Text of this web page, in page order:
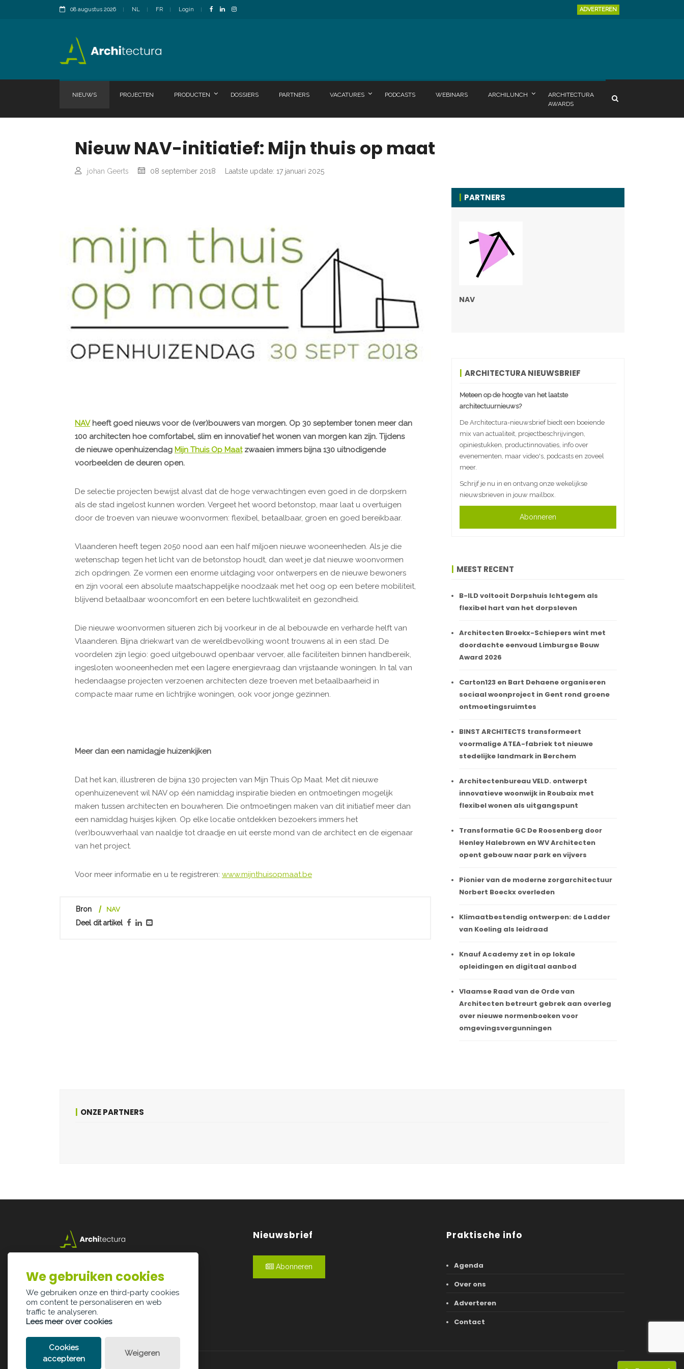
08 augustus 2026 NL FR Login ADVERTEREN
NIEUWS PROJECTEN PRODUCTEN DOSSIERS PARTNERS VACATURES PODCASTS WEBINARS ARCHILUNCH
ARCHITECTURA
AWARDS
Nieuw NAV-initiatief: Mijn thuis op maat
johan Geerts 08 september 2018 Laatste update: 17 januari 2025
NAVheeft goed nieuws voor de (ver)bouwers van morgen. Op 30 september tonen meer dan
100 architecten hoe comfortabel, slim en innovatief het wonen van morgen kan zijn. Tijdens
de nieuwe openhuizendag Mijn Thuis Op Maatzwaaien immers bijna 130 uitnodigende
voorbeelden de deuren open.
De selectie projecten bewijst alvast dat de hoge verwachtingen even goed in de dorpskern
als de stad ingelost kunnen worden. Vergeet het woord betonstop, maar laat u overtuigen
door de troeven van nieuwe woonvormen: flexibel, betaalbaar, groen en goed bereikbaar.
Vlaanderen heeft tegen 2050 nood aan een half miljoen nieuwe wooneenheden. Als je die
wetenschap tegen het licht van de betonstop houdt, dan weet je dat nieuwe woonvormen
zich opdringen. Ze vormen een enorme uitdaging voor ontwerpers en de nieuwe bewoners
en zijn vooral een absolute maatschappelijke noodzaak met het oog op een betere mobiliteit,
blijvend betaalbaar wooncomfort en een betere luchtkwaliteit en gezondheid.
Die nieuwe woonvormen situeren zich bij voorkeur in de al bebouwde en verharde helft van
Vlaanderen. Bijna driekwart van de wereldbevolking woont trouwens al in een stad. De
voordelen zijn legio: goed uitgebouwd openbaar vervoer, alle faciliteiten binnen handbereik,
ingesloten wooneenheden met een lagere energievraag dan vrijstaande woningen. In tal van
hedendaagse projecten verzoenen architecten deze troeven met betaalbaarheid in
compacte maar rume en lichtrijke woningen, ook voor jonge gezinnen.
Meer dan een namidagje huizenkijken
Dat het kan, illustreren de bijna 130 projecten van Mijn Thuis Op Maat. Met dit nieuwe
openhuizenevent wil NAV op één namiddag inspiratie bieden en ontmoetingen mogelijk
maken tussen architecten en bouwheren. Die ontmoetingen maken van dit initiatief meer dan
een namiddag huisjes kijken. Op elke locatie ontdekken bezoekers immers het
(ver)bouwverhaal van naaldje tot draadje en uit eerste mond van de architect en de eigenaar
van het project.
Voor meer informatie en u te registreren: www.mijnthuisopmaat.be
Bron NAV
Deel dit artikel
PARTNERS
NAV
ARCHITECTURA NIEUWSBRIEF
Meteen op de hoogte van het laatste
architectuurnieuws?
De Architectura-nieuwsbrief biedt een boeiende
mix van actualiteit, projectbeschrijvingen,
opiniestukken, productinnovaties, info over
evenementen, maar video's, podcasts en zoveel
meer.
Schrijf je nu in en ontvang onze wekelijkse
nieuwsbrieven in jouw mailbox.
Abonneren
MEEST RECENT
B-ILD voltooit Dorpshuis Ichtegem als
flexibel hart van het dorpsleven
Architecten Broekx-Schiepers wint met
doordachte eenvoud Limburgse Bouw
Award 2026
Carton123 en Bart Dehaene organiseren
sociaal woonproject in Gent rond groene
ontmoetingsruimtes
BINST ARCHITECTS transformeert
voormalige ATEA-fabriek tot nieuwe
stedelijke landmark in Berchem
Architectenbureau VELD. ontwerpt
innovatieve woonwijk in Roubaix met
flexibel wonen als uitgangspunt
Transformatie GC De Roosenberg door
Henley Halebrown en WV Architecten
opent gebouw naar park en vijvers
Pionier van de moderne zorgarchitectuur
Norbert Boeckx overleden
Klimaatbestendig ontwerpen: de Ladder
van Koeling als leidraad
Knauf Academy zet in op lokale
opleidingen en digitaal aanbod
Vlaamse Raad van de Orde van
Architecten betreurt gebrek aan overleg
over nieuwe normenboeken voor
omgevingsvergunningen
ONZE PARTNERS
3500 Hasselt
info@architectura.be
Nieuwsbrief
Abonneren
Praktische info
Agenda
Over ons
Adverteren
Contact
We gebruiken cookies
We gebruiken onze en third-party cookies
om content te personaliseren en web
traffic te analyseren.
Lees meer over cookies
Cookies
accepteren
Weigeren